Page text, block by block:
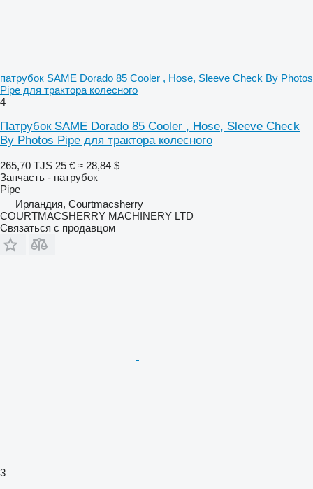
патрубок SAME Dorado 85 Cooler , Hose, Sleeve Check By Photos
Pipe для трактора колесного
4
Патрубок SAME Dorado 85 Cooler , Hose, Sleeve Check
By Photos Pipe для трактора колесного
265,70 TJS 25 € ≈ 28,84 $
Запчасть - патрубок
Pipe
Ирландия, Courtmacsherry
COURTMACSHERRY MACHINERY LTD
Связаться с продавцом
3